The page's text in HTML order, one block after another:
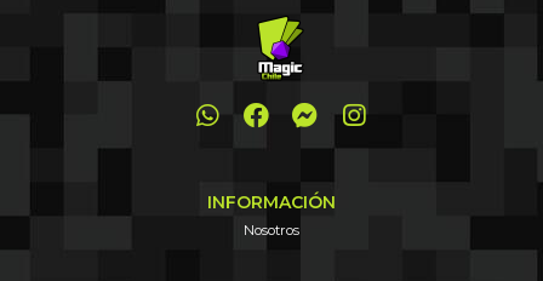
INFORMACIÓN
Nosotros